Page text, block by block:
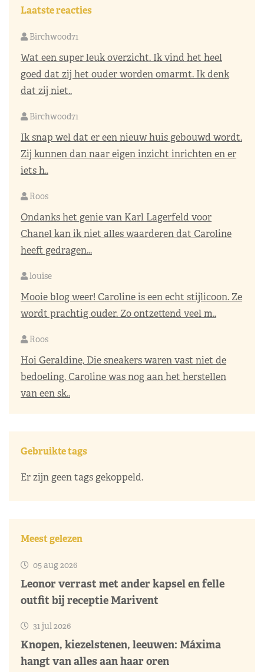
Laatste reacties
Birchwood71
Wat een super leuk overzicht. Ik vind het heel
goed dat zij het ouder worden omarmt. Ik denk
dat zij niet..
Birchwood71
Ik snap wel dat er een nieuw huis gebouwd wordt.
Zij kunnen dan naar eigen inzicht inrichten en er
iets h..
Roos
Ondanks het genie van Karl Lagerfeld voor
Chanel kan ik niet alles waarderen dat Caroline
heeft gedragen...
louise
Mooie blog weer! Caroline is een echt stijlicoon. Ze
wordt prachtig ouder. Zo ontzettend veel m..
Roos
Hoi Geraldine, Die sneakers waren vast niet de
bedoeling. Caroline was nog aan het herstellen
van een sk..
Gebruikte tags
Er zijn geen tags gekoppeld.
Meest gelezen
05 aug 2026
Leonor verrast met ander kapsel en felle
outfit bij receptie Marivent
31 jul 2026
Knopen, kiezelstenen, leeuwen: Máxima
hangt van alles aan haar oren